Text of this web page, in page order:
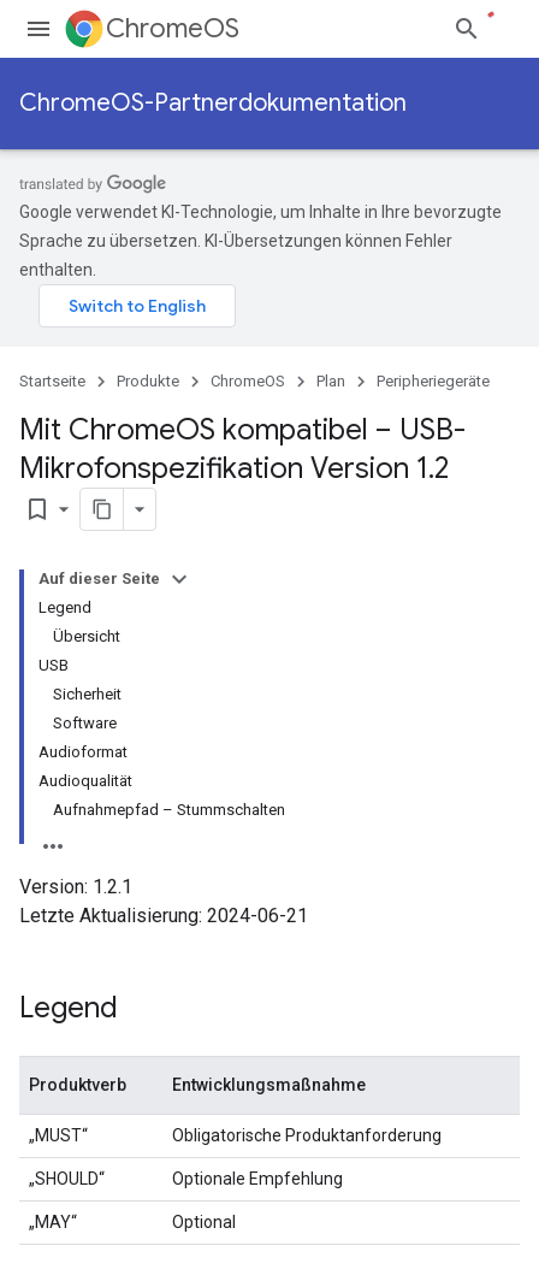
ChromeOS
ChromeOS-Partnerdokumentation
Google verwendet KI-Technologie, um Inhalte in Ihre bevorzugte
Sprache zu übersetzen. KI-Übersetzungen können Fehler
enthalten.
Startseite Produkte ChromeOS Plan Peripheriegeräte
Mit ChromeOS kompatibel – USB-
Mikrofonspezifikation Version 1.2
bookmark_border
Auf dieser Seite
Legend
Übersicht
USB
Sicherheit
Software
Audioformat
Audioqualität
Aufnahmepfad – Stummschalten
Version: 1.2.1
Letzte Aktualisierung: 2024-06-21
Legend
Produktverb Entwicklungsmaßnahme
„MUST“ Obligatorische Produktanforderung
„SHOULD“ Optionale Empfehlung
„MAY“ Optional